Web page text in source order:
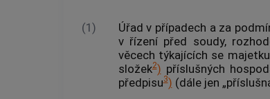
(1)
Úřad v případech a za
v řízení před soudy,
věcech týkajících se
složek2) příslušných
předpisu3) (dále jen